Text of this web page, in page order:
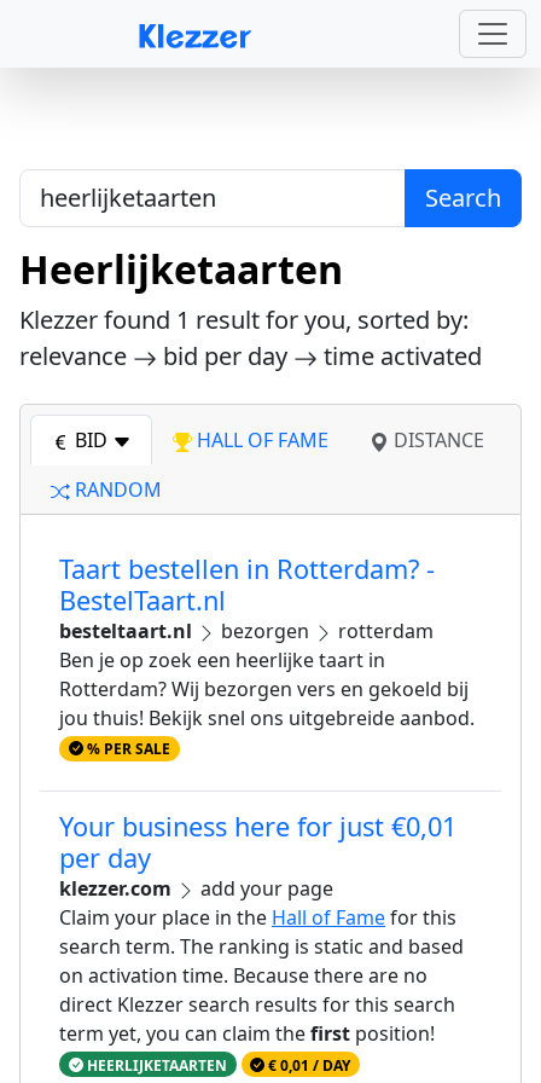
Search
Heerlijketaarten
Klezzer found 1 result for you, sorted by:
relevance
bid per day time activated
BID HALL OF FAME
DISTANCE
RANDOM
Taart bestellen in Rotterdam? -
BestelTaart.nl
besteltaart.nl bezorgen
rotterdam
Ben je op zoek een heerlijke taart in
Rotterdam? Wij bezorgen vers en gekoeld bij
jou thuis! Bekijk snel ons uitgebreide aanbod.
% PER SALE
Your business here for just €0,01
per day
klezzer.com
add your page
Claim your place in the Hall of Famefor this
search term. The ranking is static and based
on activation time. Because there are no
direct Klezzer search results for this search
term yet, you can claim thefirst position!
HEERLIJKETAARTEN € 0,01 / DAY